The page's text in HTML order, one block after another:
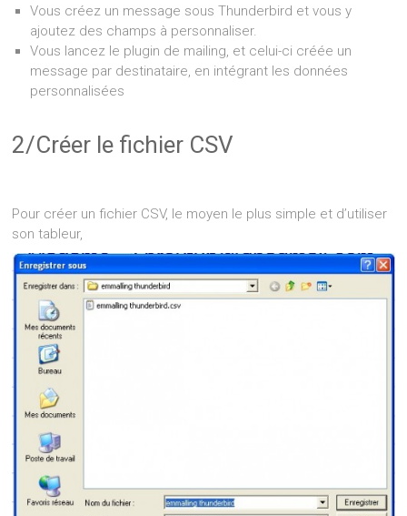
Vous créez un message sous Thunderbird et vous y
ajoutez des champs à personnaliser.
Vous lancez le plugin de mailing, et celui-ci créée un
message par destinataire, en intégrant les données
personnalisées
2/Créer le fichier CSV
Pour créer un fichier CSV, le moyen le plus simple et d’utiliser
son tableur,